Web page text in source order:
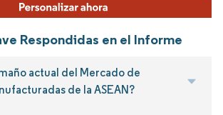
Respondidas en el Informe
actual del Mercado de
de la ASEAN?